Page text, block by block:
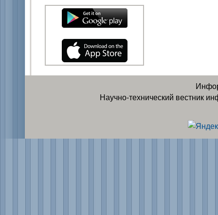
Научно-технический вестник